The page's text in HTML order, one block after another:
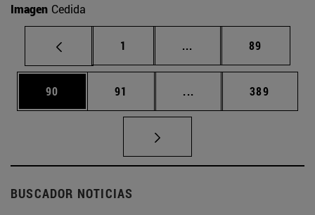
Imagen Cedida
Página
1 ... Páginas intermedias
Página
89
Página
90 Página
91 ... Páginas intermedias
Página
389
BUSCADOR NOTICIAS